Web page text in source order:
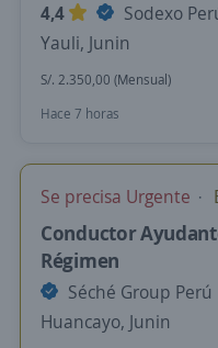
4,4
Sodexo
Yauli, Junin
S/. 2.350,00 (Mensual)
Hace 7 horas
Se precisa Urgente
Conductor
Régimen
Séché Group Perú
Huancayo, Junin